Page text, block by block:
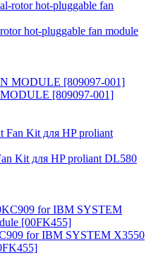
hot-pluggable fan module
[809097-001]
Kit для HP proliant DL580
for IBM SYSTEM X3550